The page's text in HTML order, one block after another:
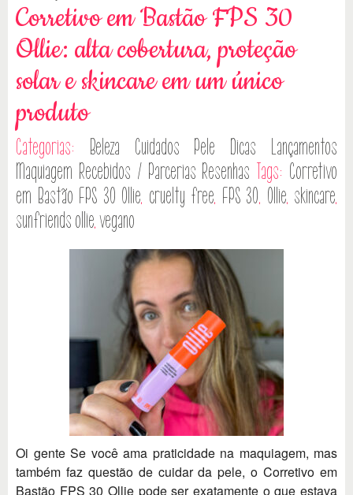
Corretivo em Bastão FPS 30
Ollie: alta cobertura, proteção
solar e skincare em um único
produto
Categorias: Beleza Cuidados Pele Dicas
Lançamentos
Maquiagem Recebidos / Parcerias Resenhas Tags: Corretivo
em Bastão FPS 30 Ollie, cruelty free, FPS 30, Ollie, skincare,
sunfriends ollie,vegano
Oi gente Se você ama praticidade na maquiagem, mas
também faz questão de cuidar da pele, o Corretivo em
Bastão FPS 30 Ollie pode ser exatamente o que estava